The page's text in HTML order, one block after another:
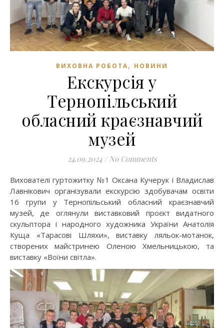
ВИХОВНА РОБОТА, НОВИНИ
Екскурсія у
Тернопільський
обласний краєзнавчий
музей
24.09.2024 / No Comments
Вихователі гуртожитку №1 Оксана Кучерук і Владислав
Лавнікович організували екскурсію здобувачам освіти
16 групи у Тернопільський обласний краєзнавчий
музей, де оглянули виставковий проєкт видатного
скульптора і народного художника України Анатолія
Куща «Тарасові Шляхи», виставку ляльок-мотанок,
створених майстринею Оленою Хмельницькою, та
виставку «Воїни світла».